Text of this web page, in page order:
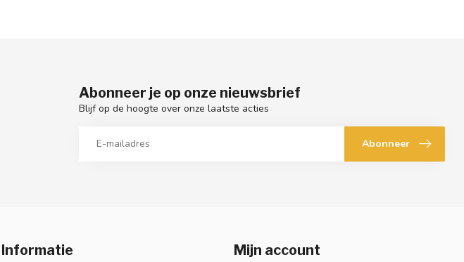
Abonneer je op onze nieuwsbrief
Blijf op de hoogte over onze laatste acties
Abonneer
Informatie Mijn account